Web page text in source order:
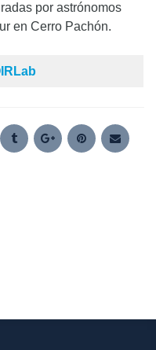
por astrónomos
en Cerro Pachón.